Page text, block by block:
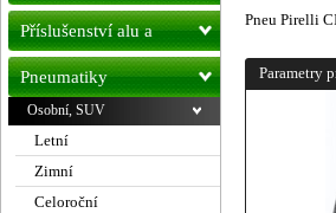
Pneu Pirelli
Parametry
Příslušenství alu a
pneu
Pneumatiky
Osobní, SUV
Letní
Zimní
Celoroční